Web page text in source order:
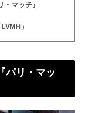
マッチ』
」
パリ・マッ